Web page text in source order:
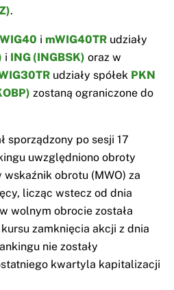
.
i mWIG40TR udziały
i ING (INGBSK) oraz w
udziały spółek PKN
zostaną ograniczone do
sporządzony po sesji 17
uwzględniono obroty
obrotu (MWO) za
licząc wstecz od dnia
wolnym obrocie została
zamknięcia akcji z dnia
nie zostały
kwartyla kapitalizacji